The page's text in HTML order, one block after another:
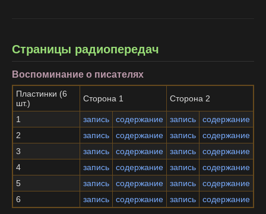
Страницы радиопередач
Воспоминание о писателях
Пластинки (6
шт.)
Сторона 1 Сторона 2
1 запись содержание запись
содержание
2
запись содержание запись
содержание
3
запись содержание запись
содержание
4
запись содержание запись
содержание
5
запись содержание запись
содержание
6
запись содержание запись содержание